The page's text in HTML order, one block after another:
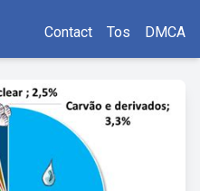
Contact Tos DMCA